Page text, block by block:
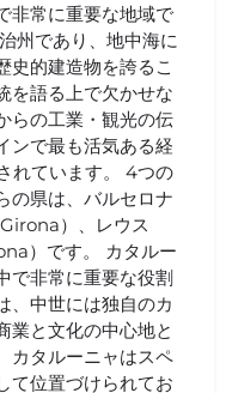
非常に重要な地域で
州であり、地中海に
史的建造物を誇るこ
を語る上で欠かせな
らの工業・観光の伝
ンで最も活気ある経
れています。 4つの
の県は、バルセロナ
）、レウス
）です。 カタルー
で非常に重要な役割
、中世には独自のカ
業と文化の中心地と
カタルーニャはスペ
て位置づけられてお